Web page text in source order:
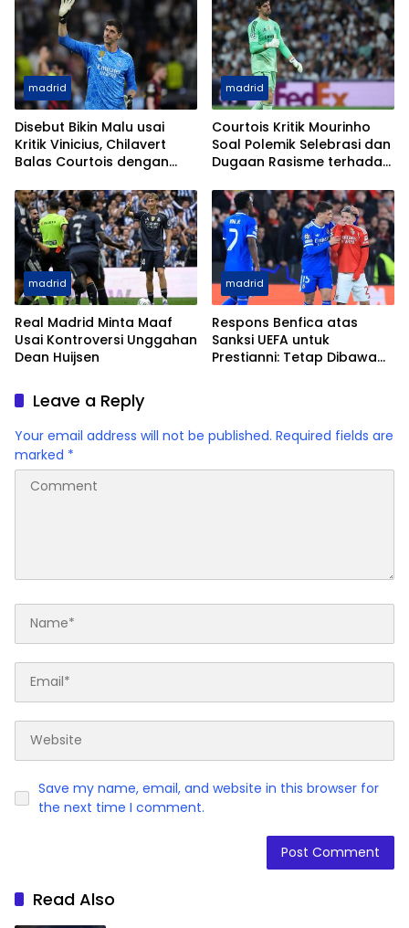
madrid
Disebut Bikin Malu usai
Kritik Vinicius, Chilavert
Balas Courtois dengan
madrid
Courtois Kritik Mourinho
Soal Polemik Selebrasi dan
Dugaan Rasisme terhadap
madrid
Real Madrid Minta Maaf
Usai Kontroversi Unggahan
Dean Huijsen
madrid
Respons Benfica atas
Sanksi UEFA untuk
Prestianni: Tetap Dibawa
Leave a Reply
Your email address will not be published. Required fields are
marked *
Save my name, email, and website in this browser for
the next time I comment.
Read Also